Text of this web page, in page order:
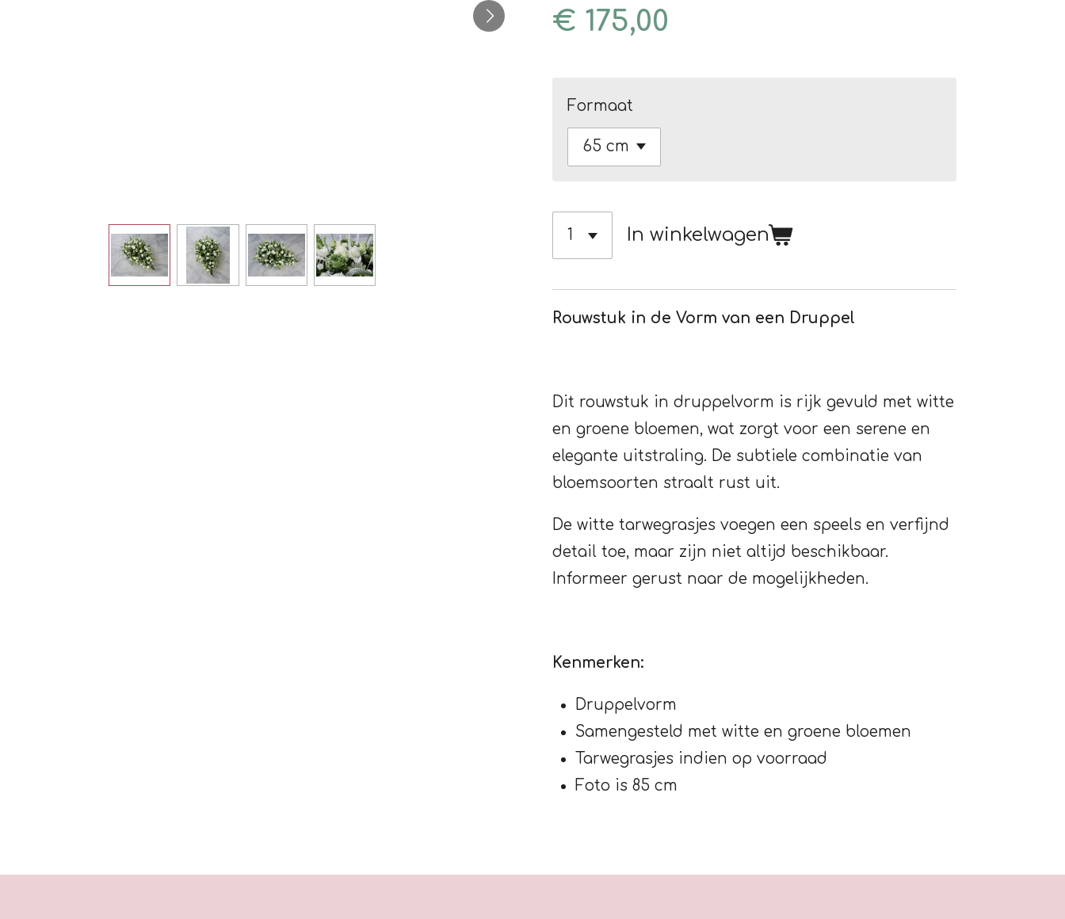
€ 175,00
Formaat
In winkelwagen
Rouwstuk in de Vorm van een Druppel
Dit rouwstuk in druppelvorm is rijk gevuld met witte
en groene bloemen, wat zorgt voor een serene en
elegante uitstraling. De subtiele combinatie van
bloemsoorten straalt rust uit.
De witte tarwegrasjes voegen een speels en verfijnd
detail toe, maar zijn niet altijd beschikbaar.
Informeer gerust naar de mogelijkheden.
Kenmerken:
Druppelvorm
Samengesteld met witte en groene bloemen
Tarwegrasjes indien op voorraad
Foto is 85 cm